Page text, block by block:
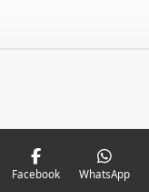
Facebook WhatsApp